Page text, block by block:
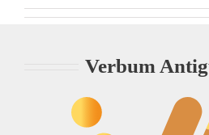
Verbum